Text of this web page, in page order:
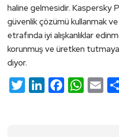
haline gelmesidir. Kaspersky
güvenlik çözümü kullanmak
etrafında iyi alışkanlıklar
korunmuş ve üretken tutmaya
diyor.
Twitter
LinkedIn